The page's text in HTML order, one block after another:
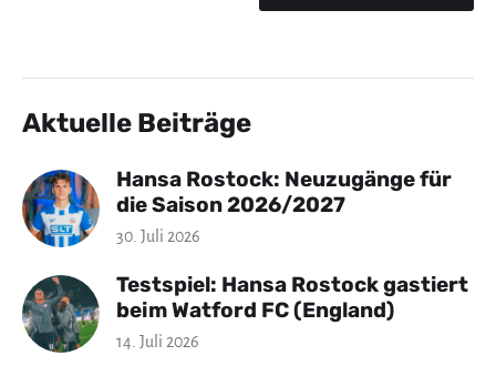
Aktuelle Beiträge
Hansa Rostock: Neuzugänge für
die Saison 2026/2027
30. Juli 2026
Testspiel: Hansa Rostock gastiert
beim Watford FC (England)
14. Juli 2026